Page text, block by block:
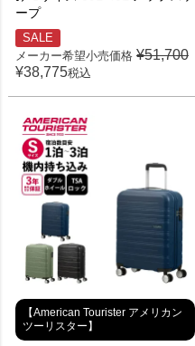
ープ
SALE
メーカー希望小売価格 ¥51,700
¥38,775税込
【American Tourister アメリカン
ツーリスター】